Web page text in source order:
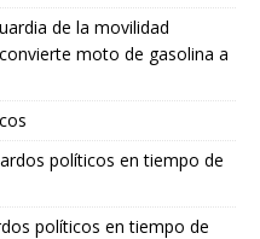
de la movilidad
moto de gasolina a
políticos en tiempo de
políticos en tiempo de